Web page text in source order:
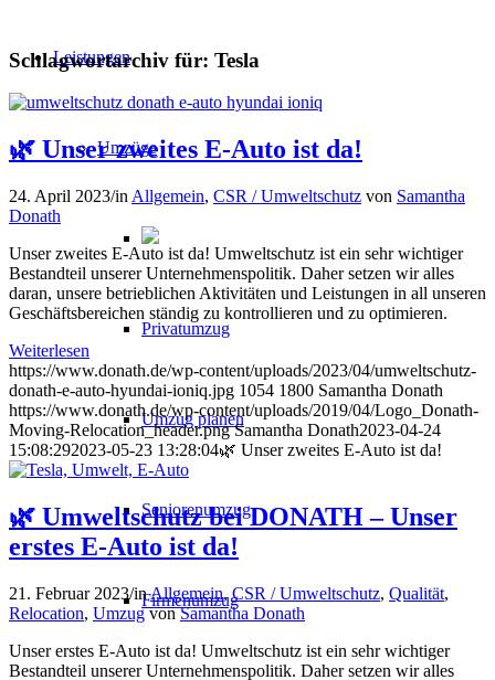
Leistungen
Umzüge
Privatumzug
Umzug planen
Seniorenumzug
Firmenumzug
Schlagwortarchiv für: Tesla
🌿 Unser zweites E-Auto ist da!
24. April 2023/in Allgemein, CSR / Umweltschutz von Samantha
Donath
Unser zweites E-Auto ist da! Umweltschutz ist ein sehr wichtiger
Bestandteil unserer Unternehmenspolitik. Daher setzen wir alles
daran, unsere betrieblichen Aktivitäten und Leistungen in all unseren
Geschäftsbereichen ständig zu kontrollieren und zu optimieren.
Weiterlesen
https://www.donath.de/wp-content/uploads/2023/04/umweltschutz-
donath-e-auto-hyundai-ioniq.jpg 1054 1800 Samantha Donath
https://www.donath.de/wp-content/uploads/2019/04/Logo_Donath-
Moving-Relocation_header.png Samantha Donath2023-04-24
15:08:292023-05-23 13:28:04🌿 Unser zweites E-Auto ist da!
🌿 Umweltschutz bei DONATH – Unser
erstes E-Auto ist da!
21. Februar 2023/inAllgemein,CSR / Umweltschutz, Qualität,
Relocation, Umzug vonSamantha Donath
Unser erstes E-Auto ist da! Umweltschutz ist ein sehr wichtiger
Bestandteil unserer Unternehmenspolitik. Daher setzen wir alles